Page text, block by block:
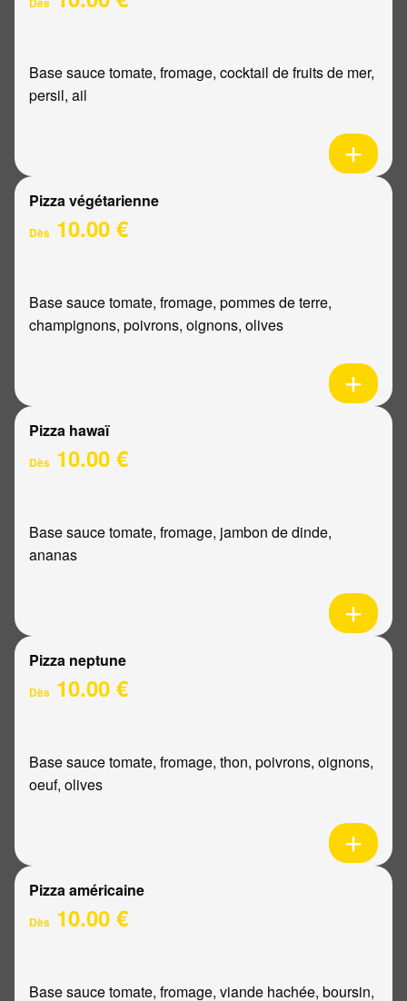
Base sauce tomate, fromage, cocktail de fruits de mer,
persil, ail
Pizza végétarienne
Dès 10.00 €
Base sauce tomate, fromage, pommes de terre,
champignons, poivrons, oignons, olives
Pizza hawaï
Dès 10.00 €
Base sauce tomate, fromage, jambon de dinde,
ananas
Pizza neptune
Dès 10.00 €
Base sauce tomate, fromage, thon, poivrons, oignons,
oeuf, olives
Pizza américaine
Dès 10.00 €
Base sauce tomate, fromage, viande hachée, boursin,